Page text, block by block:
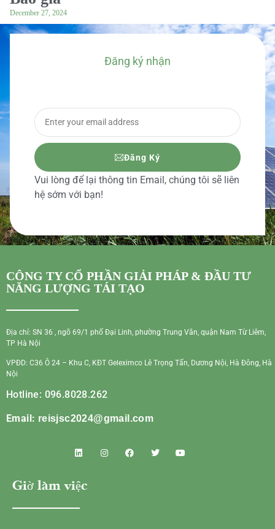
December 27, 2024
Đăng ký nhận
Đăng Ký
Vui lòng để lại thông tin Email, chúng tôi sẽ liên
hệ sớm với bạn!
CÔNG TY CỔ PHẦN GIẢI PHÁP & ĐẦU TƯ
NĂNG LƯỢNG TÁI TẠO
Địa chỉ: SN 36 , ngõ 69/1 phố Đại Linh, phường Trung Văn, quận Nam Từ Liêm,
TP Hà Nội
VPĐD: C36 Ô 24 – Khu C, KĐT Geleximco Lê Trọng Tấn, Dương Nội, Hà Đông, Hà
Nội
Hotline: 096.8028.262
Email: reisjsc2024@gmail.com
Giờ làm việc